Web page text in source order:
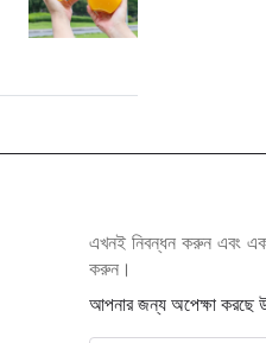
এখনই নিবন্ধন করুন এবং
করুন।
আপনার জন্য অপেক্ষা করছে